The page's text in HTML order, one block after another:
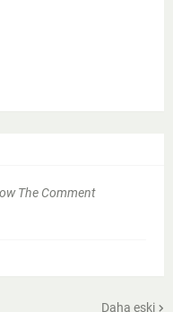
The Comment
Daha eski